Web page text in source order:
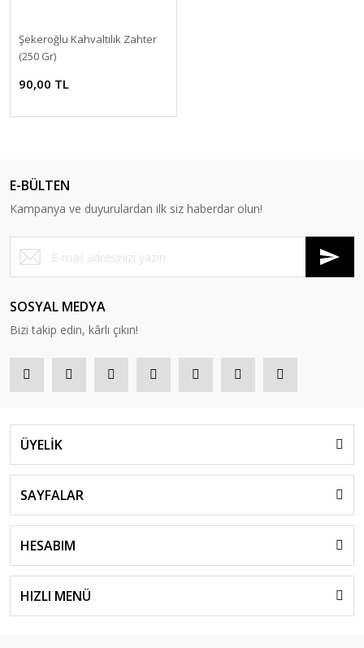
Şekeroğlu Kahvaltılık Zahter
(250 Gr)
90,00 TL
E-BÜLTEN
Kampanya ve duyurulardan ilk siz haberdar olun!
SOSYAL MEDYA
Bizi takip edin, kârlı çıkın!
ÜYELİK
SAYFALAR
HESABIM
HIZLI MENÜ